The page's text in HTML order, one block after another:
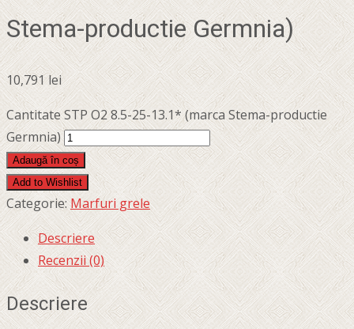
Stema-productie Germnia)
10,791lei
Cantitate STP O2 8.5-25-13.1* (marca Stema-productie
Germnia)
Adaugă în coș
Add to Wishlist
Categorie:Marfuri grele
Descriere
Recenzii (0)
Descriere